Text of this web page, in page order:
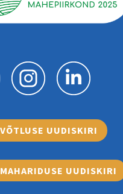
UUDISKIRI
UUDISKIRI